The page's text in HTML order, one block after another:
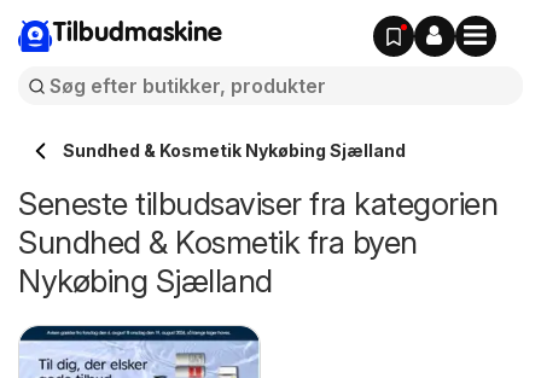
Tilbudmaskine
Sundhed & Kosmetik Nykøbing Sjælland
Seneste tilbudsaviser fra kategorien
Sundhed & Kosmetik fra byen
Nykøbing Sjælland